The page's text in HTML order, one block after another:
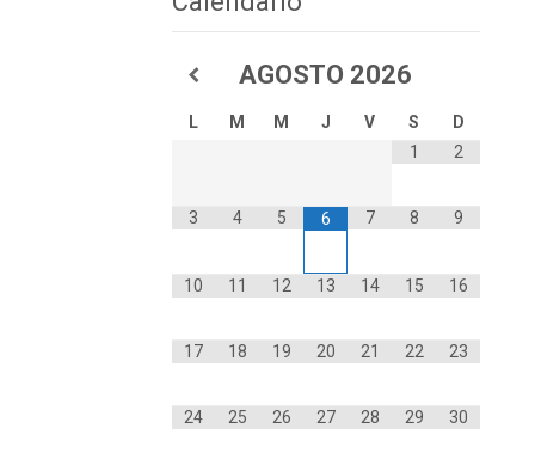
AGOSTO 2026
L M M J V S
D
1
2
3 4 5 6 7 8 9
10 11 12 13 14 15 16
17 18 19 20 21 22 23
24 25 26 27 28 29 30